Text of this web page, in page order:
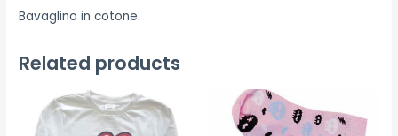
Bavaglino in cotone.
Related products